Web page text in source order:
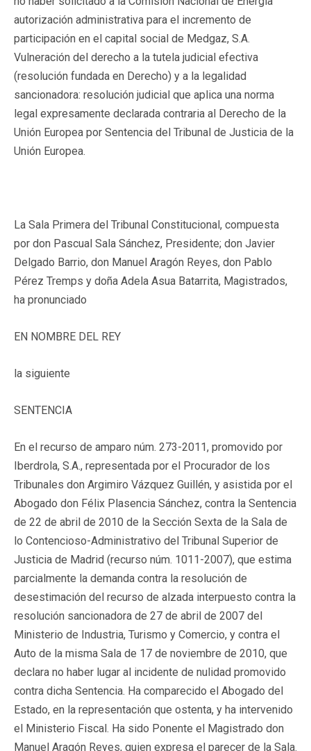
autorización administrativa para el incremento de
participación en el capital social de Medgaz, S.A.
Vulneración del derecho a la tutela judicial efectiva
(resolución fundada en Derecho) y a la legalidad
sancionadora: resolución judicial que aplica una norma
legal expresamente declarada contraria al Derecho de la
Unión Europea por Sentencia del Tribunal de Justicia de la
Unión Europea.
La Sala Primera del Tribunal Constitucional, compuesta
por don Pascual Sala Sánchez, Presidente; don Javier
Delgado Barrio, don Manuel Aragón Reyes, don Pablo
Pérez Tremps y doña Adela Asua Batarrita, Magistrados,
ha pronunciado
EN NOMBRE DEL REY
la siguiente
SENTENCIA
En el recurso de amparo núm. 273-2011, promovido por
Iberdrola, S.A., representada por el Procurador de los
Tribunales don Argimiro Vázquez Guillén, y asistida por el
Abogado don Félix Plasencia Sánchez, contra la Sentencia
de 22 de abril de 2010 de la Sección Sexta de la Sala de
lo Contencioso-Administrativo del Tribunal Superior de
Justicia de Madrid (recurso núm. 1011-2007), que estima
parcialmente la demanda contra la resolución de
desestimación del recurso de alzada interpuesto contra la
resolución sancionadora de 27 de abril de 2007 del
Ministerio de Industria, Turismo y Comercio, y contra el
Auto de la misma Sala de 17 de noviembre de 2010, que
declara no haber lugar al incidente de nulidad promovido
contra dicha Sentencia. Ha comparecido el Abogado del
Estado, en la representación que ostenta, y ha intervenido
el Ministerio Fiscal. Ha sido Ponente el Magistrado don
Manuel Aragón Reyes, quien expresa el parecer de la Sala.